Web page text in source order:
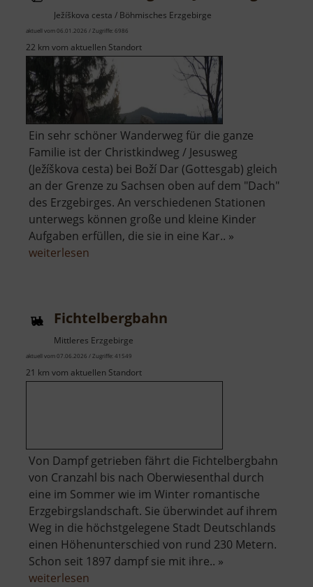
Ježíškova cesta / Böhmisches Erzgebirge
aktuell vom 06.01.2026 / Zugriffe: 6986
22 km vom aktuellen Standort
Ein sehr schöner Wanderweg für die ganze
Familie ist der Christkindweg / Jesusweg
(Ježíškova cesta) bei Boží Dar (Gottesgab) gleich
an der Grenze zu Sachsen oben auf dem "Dach"
des Erzgebirges. An verschiedenen Stationen
unterwegs können große und kleine Kinder
Aufgaben erfüllen, die sie in eine Kar.. »
weiterlesen
Fichtelbergbahn
Mittleres Erzgebirge
aktuell vom 07.06.2026 / Zugriffe: 41549
21 km vom aktuellen Standort
Von Dampf getrieben fährt die Fichtelbergbahn
von Cranzahl bis nach Oberwiesenthal durch
eine im Sommer wie im Winter romantische
Erzgebirgslandschaft. Sie überwindet auf ihrem
Weg in die höchstgelegene Stadt Deutschlands
einen Höhenunterschied von rund 230 Metern.
Schon seit 1897 dampf sie mit ihre.. »
weiterlesen